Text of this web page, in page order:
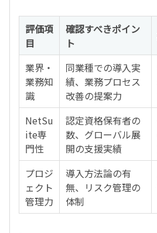
評価項
目
確認すべきポイン
ト
業界・
業務知
識
同業種での導入実
績、業務プロセス
改善の提案力
NetSu
ite専
門性
認定資格保有者の
数、グローバル展
開の支援実績
プロジ
ェクト
管理力
導入方法論の有
無、リスク管理の
体制